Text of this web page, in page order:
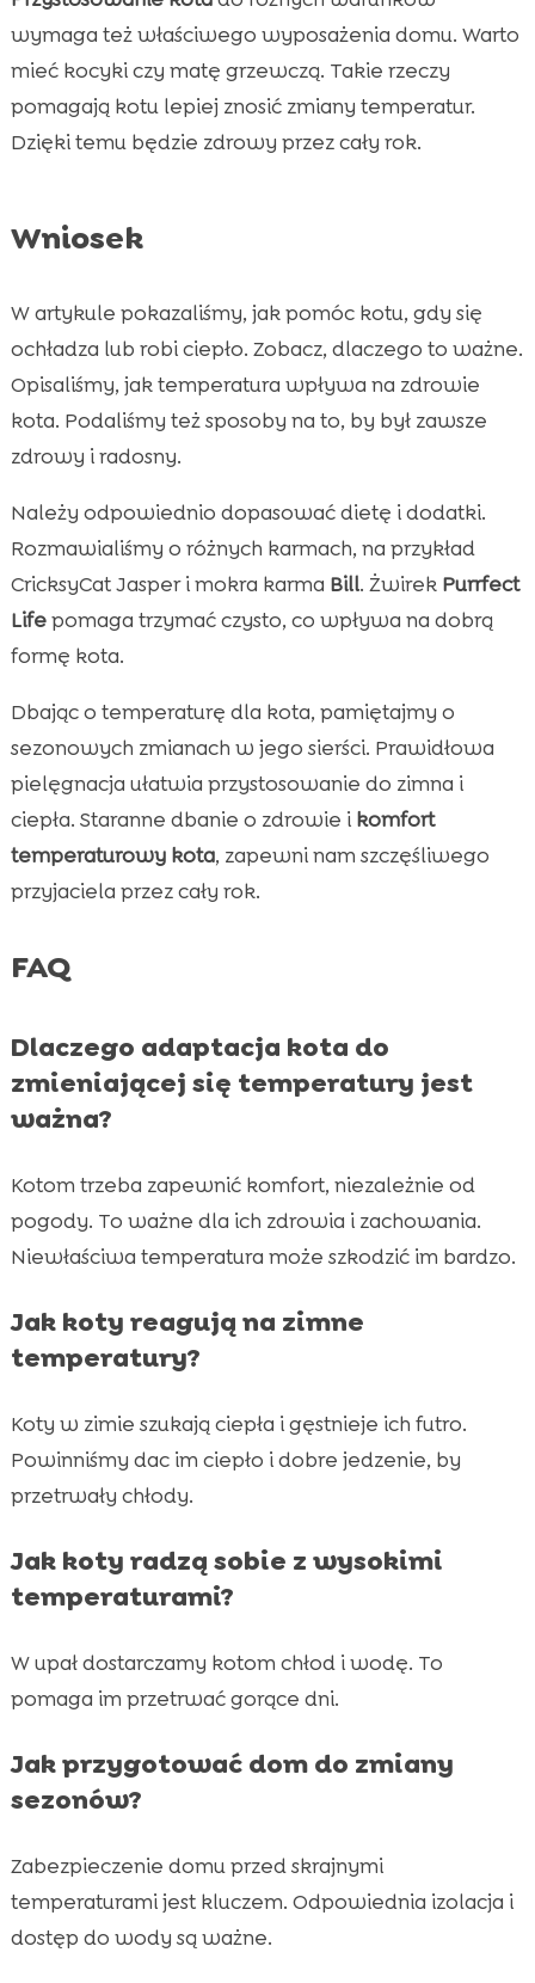
wymaga też właściwego wyposażenia domu. Warto
mieć kocyki czy matę grzewczą. Takie rzeczy
pomagają kotu lepiej znosić zmiany temperatur.
Dzięki temu będzie zdrowy przez cały rok.
Wniosek
W artykule pokazaliśmy, jak pomóc kotu, gdy się
ochładza lub robi ciepło. Zobacz, dlaczego to ważne.
Opisaliśmy, jak temperatura wpływa na zdrowie
kota. Podaliśmy też sposoby na to, by był zawsze
zdrowy i radosny.
Należy odpowiednio dopasować dietę i dodatki.
Rozmawialiśmy o różnych karmach, na przykład
CricksyCat Jasper i mokra karma Bill. Żwirek Purrfect
Lifepomaga trzymać czysto, co wpływa na dobrą
formę kota.
Dbając o temperaturę dla kota, pamiętajmy o
sezonowych zmianach w jego sierści. Prawidłowa
pielęgnacja ułatwia przystosowanie do zimna i
ciepła. Staranne dbanie o zdrowie i komfort
temperaturowy kota, zapewni nam szczęśliwego
przyjaciela przez cały rok.
FAQ
Dlaczego adaptacja kota do
zmieniającej się temperatury jest
ważna?
Kotom trzeba zapewnić komfort, niezależnie od
pogody. To ważne dla ich zdrowia i zachowania.
Niewłaściwa temperatura może szkodzić im bardzo.
Jak koty reagują na zimne
temperatury?
Koty w zimie szukają ciepła i gęstnieje ich futro.
Powinniśmy dac im ciepło i dobre jedzenie, by
przetrwały chłody.
Jak koty radzą sobie z wysokimi
temperaturami?
W upał dostarczamy kotom chłod i wodę. To
pomaga im przetrwać gorące dni.
Jak przygotować dom do zmiany
sezonów?
Zabezpieczenie domu przed skrajnymi
temperaturami jest kluczem. Odpowiednia izolacja i
dostęp do wody są ważne.